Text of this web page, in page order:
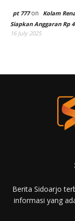
pt 777on
Kolam
Siapkan Anggaran Rp
16 July 2025
Berita Sidoarjo
informasi yang